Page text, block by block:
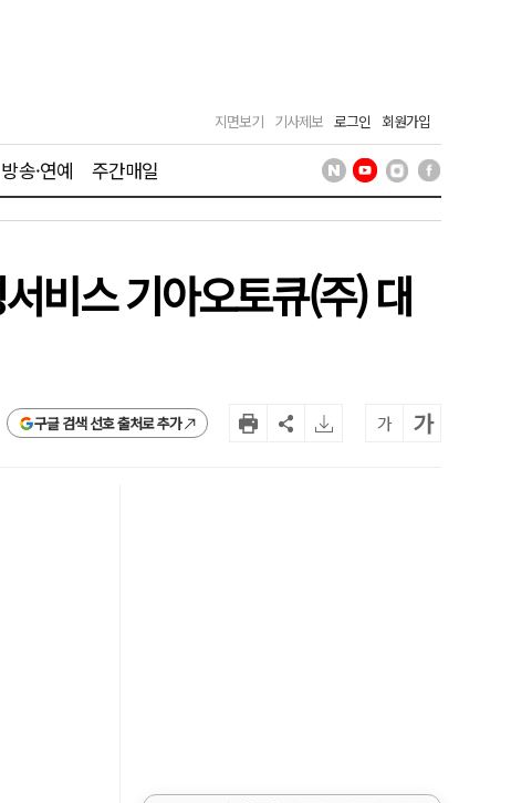
지면보기 기사제보 로그인 회원가입
방송·연예 주간매일
비스 기아오토큐(주) 대
구글 검색 선호 출처로 추가 가 가